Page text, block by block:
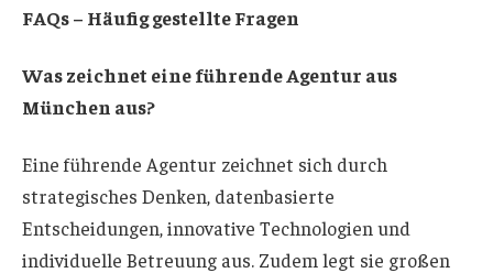
FAQs – Häufig gestellte Fragen
Was zeichnet eine führende Agentur aus
München aus?
Eine führende Agentur zeichnet sich durch
strategisches Denken, datenbasierte
Entscheidungen, innovative Technologien und
individuelle Betreuung aus. Zudem legt sie großen